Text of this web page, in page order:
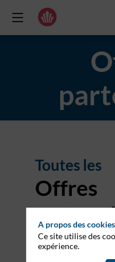
Toutes les
Offres
A propos des
Ce site utilise des
expérience.